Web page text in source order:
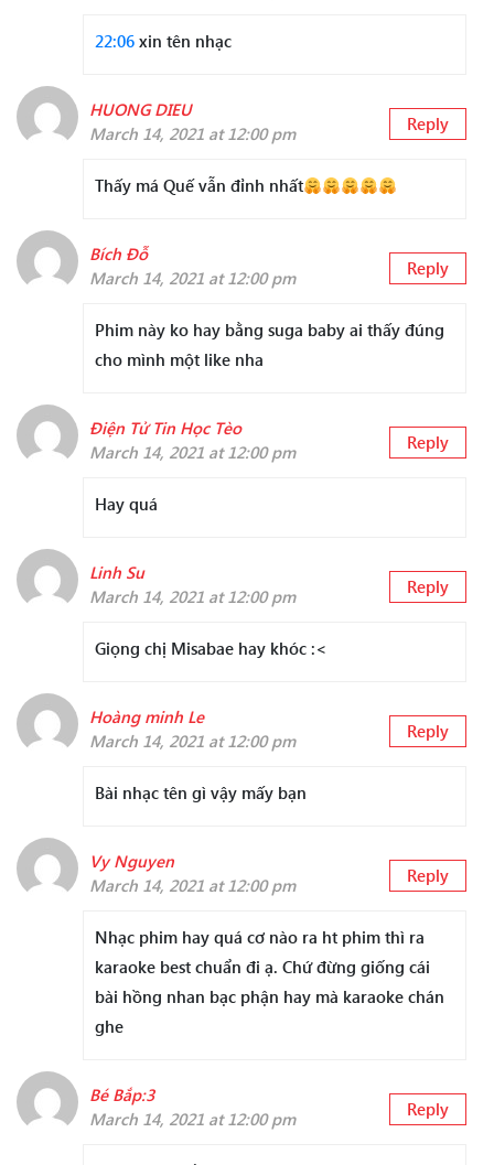
22:06 xin tên nhạc
HUONG DIEU
March 14, 2021 at 12:00 pm
Reply
Thấy má Quế vẫn đỉnh nhất
Bích Đỗ
March 14, 2021 at 12:00 pm
Reply
Phim này ko hay bằng suga baby ai thấy đúng
cho mình một like nha
Điện Tử Tin Học Tèo
March 14, 2021 at 12:00 pm
Reply
Hay quá
Linh Su
March 14, 2021 at 12:00 pm
Reply
Giọng chị Misabae hay khóc :<
Hoàng minh Le
March 14, 2021 at 12:00 pm
Reply
Bài nhạc tên gì vậy mấy bạn
Vy Nguyen
March 14, 2021 at 12:00 pm
Reply
Nhạc phim hay quá cơ nào ra ht phim thì ra
karaoke best chuẩn đi ạ. Chứ đừng giống cái
bài hồng nhan bạc phận hay mà karaoke chán
ghe
Bé Bắp:3
March 14, 2021 at 12:00 pm
Reply